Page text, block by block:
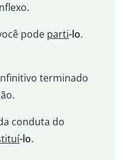
pode parti-lo.
terminado
conduta do
-lo.